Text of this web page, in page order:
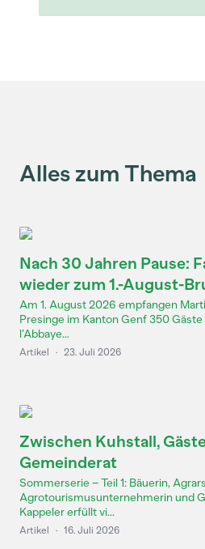
Alles zum Thema
Nach 30 Jahren Pause:
wieder zum 1.-August-
Am 1. August 2026 empfangen
Presinge im Kanton Genf 350
l’Abbaye...
Artikel · 23. Juli 2026
Zwischen Kuhstall,
Gemeinderat
Sommerserie – Teil 1: Bäuerin,
Agrotourismusunternehmerin und
Kappeler erfüllt vi...
Artikel · 16. Juli 2026